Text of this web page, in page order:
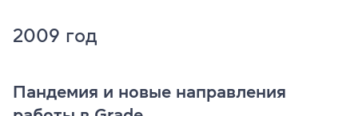
2009 год
Пандемия и новые направления